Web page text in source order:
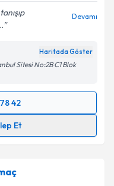
Sitesi No:2B C1 Blok
42
Et
almanız için bir
ile bilgilendireceğiz.